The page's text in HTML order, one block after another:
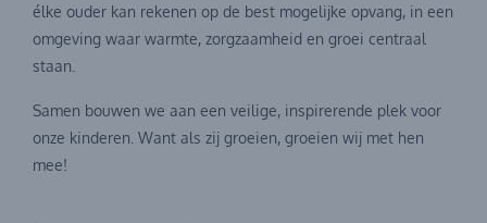
élke ouder kan rekenen op de best mogelijke opvang, in een
omgeving waar warmte, zorgzaamheid en groei centraal
staan.
Samen bouwen we aan een veilige, inspirerende plek voor
onze kinderen. Want als zij groeien, groeien wij met hen
mee!